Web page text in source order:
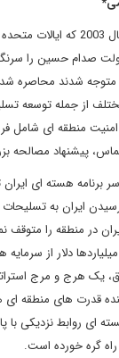
در سال 2003 که
دولت صدام حسین را
متوجه شدند محاصره
از جمله توسعه
منطقه ای شامل
پیشنهاد مصالحه
برنامه هسته ای
ایران به
در منطقه را
میلیاردها دلار از
یک هرج و مرج
قدرت های منطقه ای
ای روابط نزدیکی با
گره خورده است.